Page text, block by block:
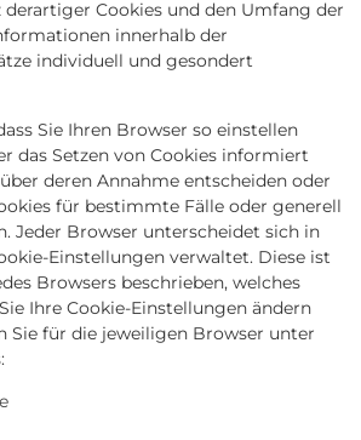
derartiger Cookies und den Umfang der
innerhalb der
individuell und gesondert
Sie Ihren Browser so einstellen
das Setzen von Cookies informiert
deren Annahme entscheiden oder
für bestimmte Fälle oder generell
Jeder Browser unterscheidet sich in
Einstellungen verwaltet. Diese ist
Browsers beschrieben, welches
Ihre Cookie-Einstellungen ändern
Sie für die jeweiligen Browser unter